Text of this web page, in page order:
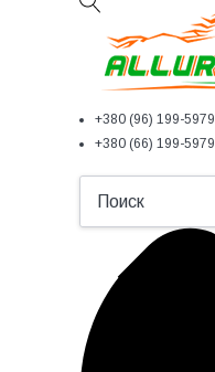
+380 (96) 199-5979
+380 (66) 199-5979